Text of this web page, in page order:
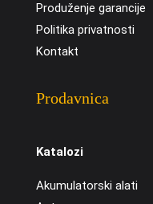
Produženje garancije
Politika privatnosti
Kontakt
Prodavnica
Katalozi
Akumulatorski alati